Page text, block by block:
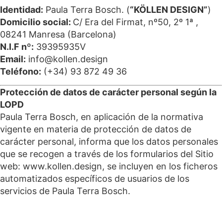
Identidad: Paula Terra Bosch. (“KÖLLEN DESIGN”)
Domicilio social: C/ Era del Firmat, nº50, 2º 1ª ,
08241 Manresa (Barcelona)
N.I.F nº: 39395935V
Email: info@kollen.design
Teléfono: (+34) 93 872 49 36
Protección de datos de carácter personal según la
LOPD
Paula Terra Bosch, en aplicación de la normativa
vigente en materia de protección de datos de
carácter personal, informa que los datos personales
que se recogen a través de los formularios del Sitio
web: www.kollen.design, se incluyen en los ficheros
automatizados específicos de usuarios de los
servicios de Paula Terra Bosch.